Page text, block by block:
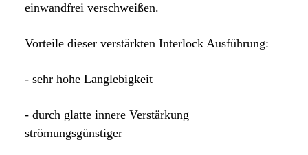
einwandfrei verschweißen.
Vorteile dieser verstärkten Interlock Ausführung:
- sehr hohe Langlebigkeit
- durch glatte innere Verstärkung
strömungsgünstiger